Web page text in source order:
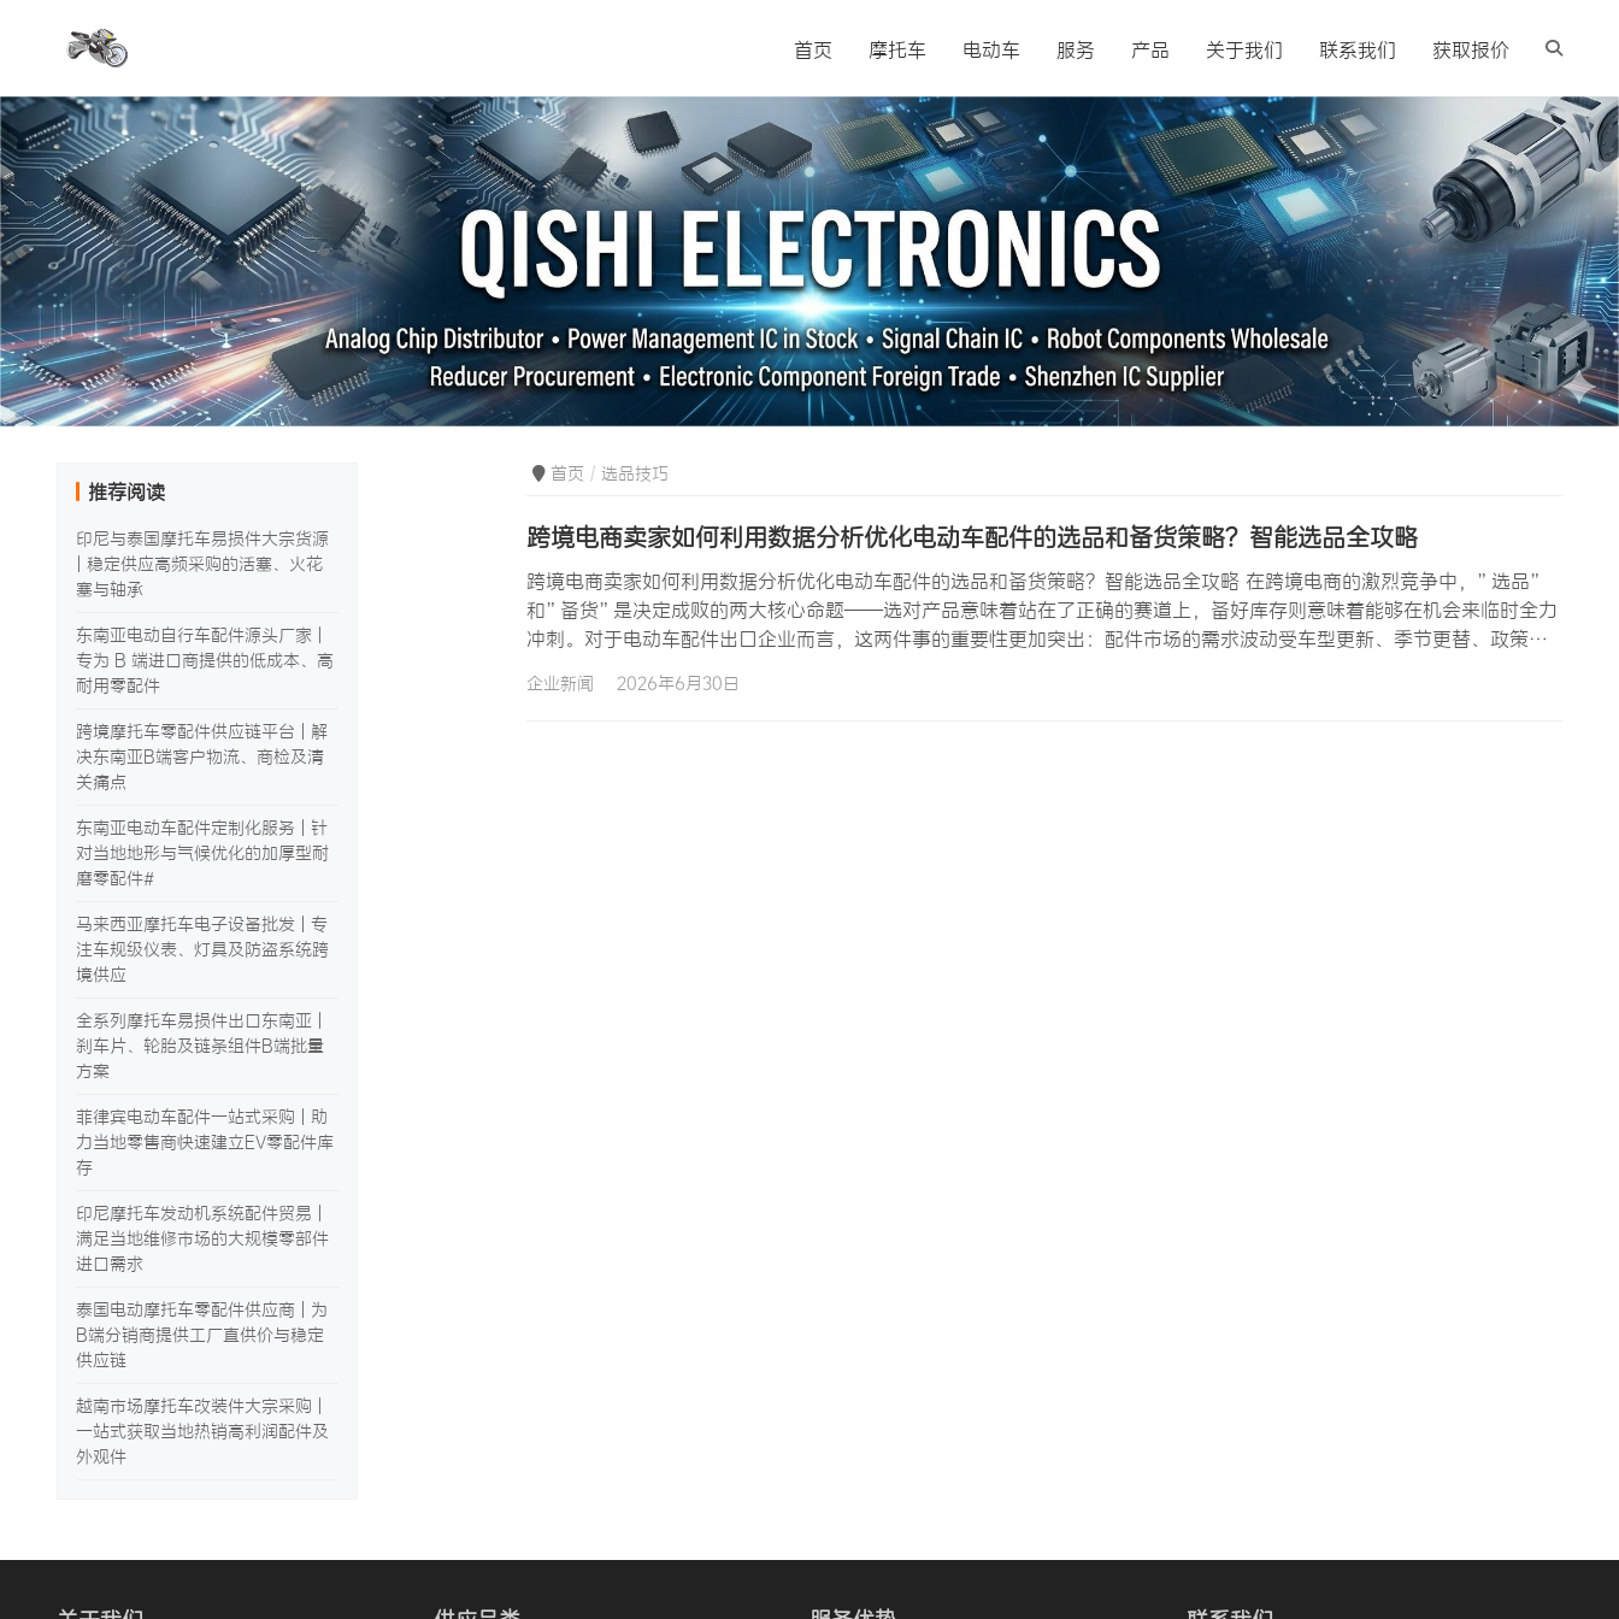
首页 摩托车 电动车 服务 产品 关于我们 联系我们 获取报价
首页 选品技巧
跨境电商卖家如何利用数据分析优化电动车配件的选品和备货策略？智能选品全攻略
跨境电商卖家如何利用数据分析优化电动车配件的选品和备货策略？智能选品全攻略 在跨境电商的激烈竞争中，”选品”
和”备货”是决定成败的两大核心命题——选对产品意味着站在了正确的赛道上，备好库存则意味着能够在机会来临时全力
冲刺。对于电动车配件出口企业而言，这两件事的重要性更加突出：配件市场的需求波动受车型更新、季节更替、政策变
压，资金周转和仓储成本又成…
企业新闻 2026年6月30日
推荐阅读
印尼与泰国摩托车易损件大宗货源
| 稳定供应高频采购的活塞、火花
塞与轴承
东南亚电动自行车配件源头厂家 |
专为 B 端进口商提供的低成本、高
耐用零配件
跨境摩托车零配件供应链平台 | 解
决东南亚B端客户物流、商检及清
关痛点
东南亚电动车配件定制化服务 | 针
对当地地形与气候优化的加厚型耐
磨零配件#
马来西亚摩托车电子设备批发 | 专
注车规级仪表、灯具及防盗系统跨
境供应
全系列摩托车易损件出口东南亚 |
刹车片、轮胎及链条组件B端批量
方案
菲律宾电动车配件一站式采购 | 助
力当地零售商快速建立EV零配件库
存
印尼摩托车发动机系统配件贸易 |
满足当地维修市场的大规模零部件
进口需求
泰国电动摩托车零配件供应商 | 为
B端分销商提供工厂直供价与稳定
供应链
越南市场摩托车改装件大宗采购 |
一站式获取当地热销高利润配件及
外观件